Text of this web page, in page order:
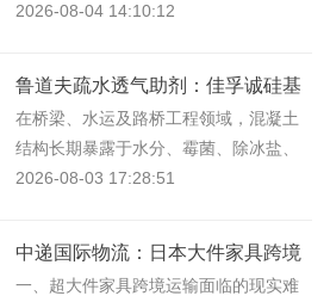
现异常振动或超速，极易导致设备结构
2026-08-04 14:10:12
鲁道夫疏水透气助剂：佳孚诚硅基
防护体系解析
在桥梁、水运及路桥工程领域，混凝土
结构长期暴露于水分、霉菌、除冰盐、
硫酸盐及氯离子等复合侵蚀环境中，钢
2026-08-03 17:28:51
中递国际物流：日本大件家具跨境
安装解决方案
一、超大件家具跨境运输面临的现实难